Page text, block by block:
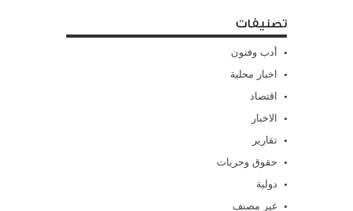
تصنيفات
أدب وفنون
اخبار محلية
اقتصاد
الاخبار
تقارير
حقوق وحريات
دولية
غير مصنف